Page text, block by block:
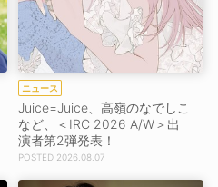
ニュース
Juice=Juice、高嶺のなでしこ
など、＜IRC 2026 A/W＞出
演者第2弾発表！
2026.08.07